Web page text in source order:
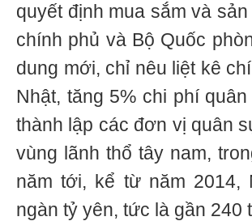
quyết định mua sắm và
chính phủ và Bộ Quốc
dung mới, chỉ nêu liệt kê
Nhật, tăng 5% chi phí
thành lập các đơn vị quân
vùng lãnh thổ tây nam,
năm tới, kể từ năm 2014,
ngàn tỷ yên, tức là gần 240